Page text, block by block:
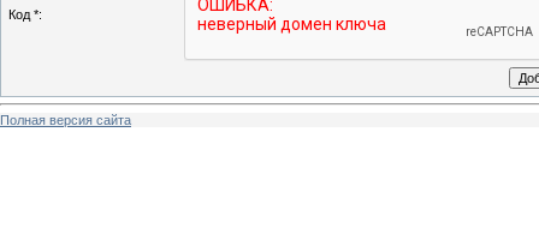
Код *:
Полная версия сайта